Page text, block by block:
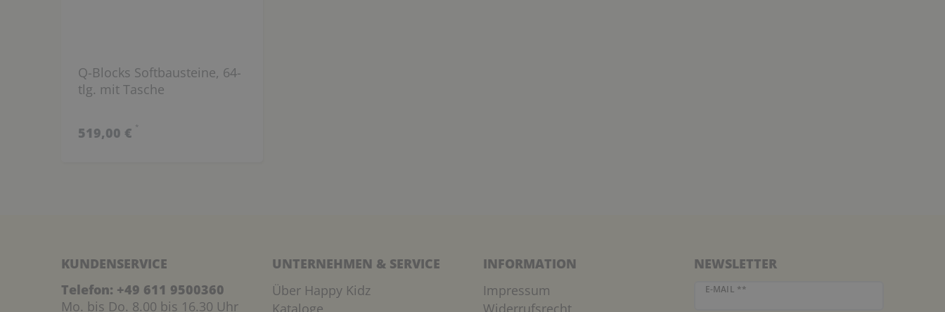
Q-Blocks Softbausteine, 64-
tlg. mit Tasche
519,00 € *
KUNDENSERVICE
Telefon: +49 611 9500360
Mo. bis Do. 8.00 bis 16.30 Uhr
UNTERNEHMEN & SERVICE
Über Happy Kidz
Kataloge
INFORMATION
Impressum
Widerrufsrecht
NEWSLETTER
E-MAIL **
Newsletter Honig